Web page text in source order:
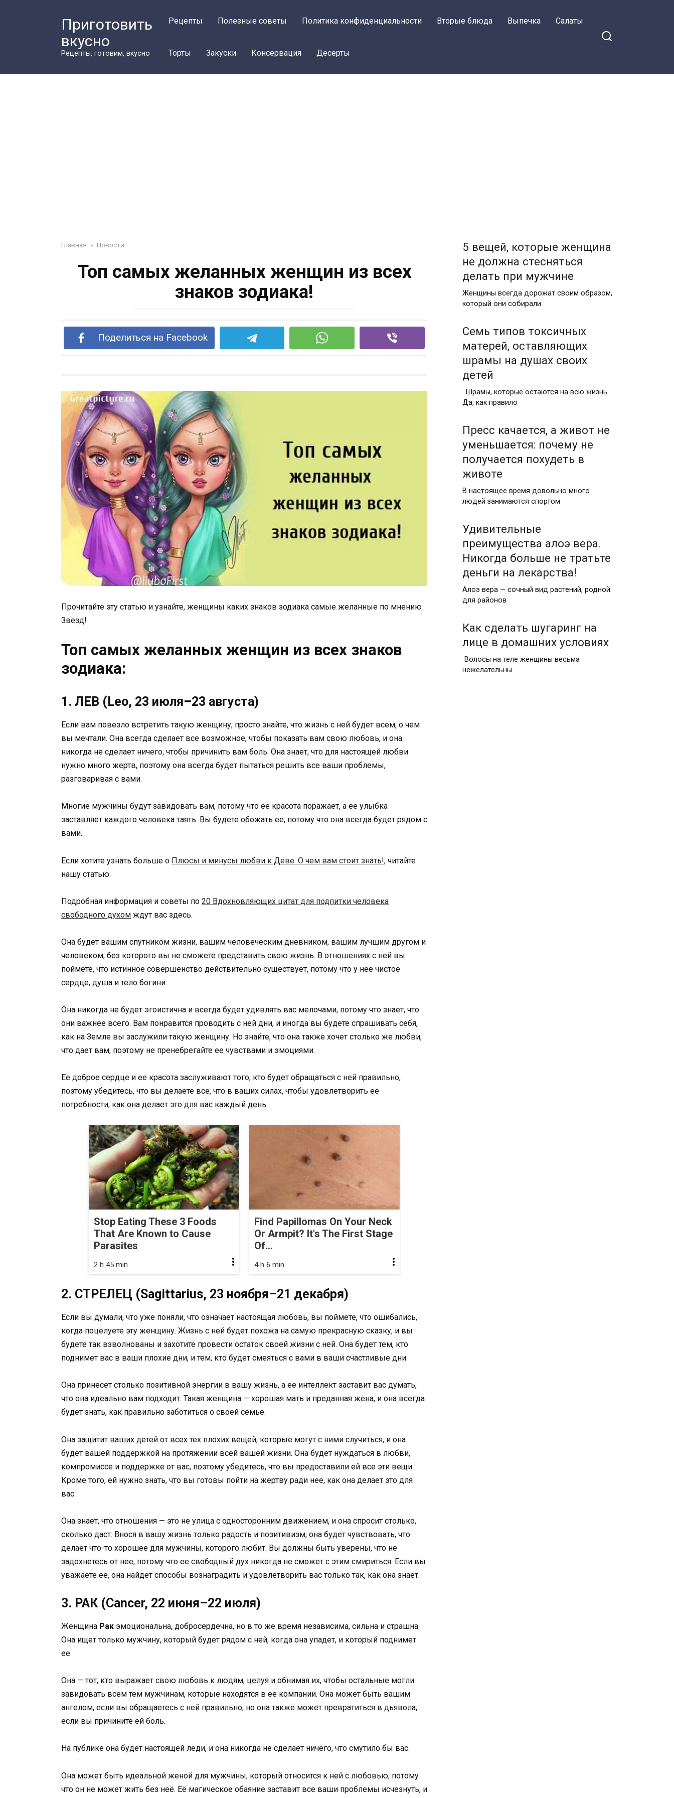
Приготовить
вкусно
Рецепты, готовим, вкусно
Рецепты Полезные советы Политика конфиденциальности Вторые блюда Выпечка Салаты
Торты Закуски Консервация Десерты
Главная » Новости
Топ самых желанных женщин из всех
знаков зодиака!
Поделиться на Facebook
Прочитайте эту статью и узнайте, женщины каких знаков зодиака самые желанные по мнению
Звёзд!
Топ самых желанных женщин из всех знаков
зодиака:
1. ЛЕВ (Leo, 23 июля–23 августа)
Если вам повезло встретить такую ​​женщину, просто знайте, что жизнь с ней будет всем, о чем
вы мечтали. Она всегда сделает все возможное, чтобы показать вам свою любовь, и она
никогда не сделает ничего, чтобы причинить вам боль. Она знает, что для настоящей любви
нужно много жертв, поэтому она всегда будет пытаться решить все ваши проблемы,
разговаривая с вами.
Многие мужчины будут завидовать вам, потому что ее красота поражает, а ее улыбка
заставляет каждого человека таять. Вы будете обожать ее, потому что она всегда будет рядом с
вами.
Если хотите узнать больше о Плюсы и минусы любви к Деве. О чем вам стоит знать!, читайте
нашу статью.
Подробная информация и советы по 20 Вдохновляющих цитат для подпитки человека
свободного духом ждут вас здесь.
Она будет вашим спутником жизни, вашим человеческим дневником, вашим лучшим другом и
человеком, без которого вы не сможете представить свою жизнь. В отношениях с ней вы
поймете, что истинное совершенство действительно существует, потому что у нее чистое
сердце, душа и тело богини.
Она никогда не будет эгоистична и всегда будет удивлять вас мелочами, потому что знает, что
они важнее всего. Вам понравится проводить с ней дни, и иногда вы будете спрашивать себя,
как на Земле вы заслужили такую ​​женщину. Но знайте, что она также хочет столько же любви,
что дает вам, поэтому не пренебрегайте ее чувствами и эмоциями.
Ее доброе сердце и ее красота заслуживают того, кто будет обращаться с ней правильно,
поэтому убедитесь, что вы делаете все, что в ваших силах, чтобы удовлетворить ее
потребности, как она делает это для вас каждый день.
Stop Eating These 3 Foods
That Are Known to Cause
Parasites
2 h 45 min
Find Papillomas On Your Neck
Or Armpit? It's The First Stage
Of...
4 h 6 min
2. СТРЕЛЕЦ (Sagittarius, 23 ноября–21 декабря)
Если вы думали, что уже поняли, что означает настоящая любовь, вы поймете, что ошибались,
когда поцелуете эту женщину. Жизнь с ней будет похожа на самую прекрасную сказку, и вы
будете так взволнованы и захотите провести остаток своей жизни с ней. Она будет тем, кто
поднимет вас в ваши плохие дни, и тем, кто будет смеяться с вами в ваши счастливые дни.
Она принесет столько позитивной энергии в вашу жизнь, а ее интеллект заставит вас думать,
что она идеально вам подходит. Такая женщина — хорошая мать и преданная жена, и она всегда
будет знать, как правильно заботиться о своей семье.
Она защитит ваших детей от всех тех плохих вещей, которые могут с ними случиться, и она
будет вашей поддержкой на протяжении всей вашей жизни. Она будет нуждаться в любви,
компромиссе и поддержке от вас, поэтому убедитесь, что вы предоставили ей все эти вещи.
Кроме того, ей нужно знать, что вы готовы пойти на жертву ради нее, как она делает это для
вас.
Она знает, что отношения — это не улица с односторонним движением, и она спросит столько,
сколько даст. Внося в вашу жизнь только радость и позитивизм, она будет чувствовать, что
делает что-то хорошее для мужчины, которого любит. Вы должны быть уверены, что не
задохнетесь от нее, потому что ее свободный дух никогда не сможет с этим смириться. Если вы
уважаете ее, она найдет способы вознаградить и удовлетворить вас только так, как она знает.
3. РАК (Cancer, 22 июня–22 июля)
Женщина Рак эмоциональна, добросердечна, но в то же время независима, сильна и страшна.
Она ищет только мужчину, который будет рядом с ней, когда она упадет, и который поднимет
ее.
Она — тот, кто выражает свою любовь к людям, целуя и обнимая их, чтобы остальные могли
завидовать всем тем мужчинам, которые находятся в ее компании. Она может быть вашим
ангелом, если вы обращаетесь с ней правильно, но она также может превратиться в дьявола,
если вы причините ей боль.
На публике она будет настоящей леди, и она никогда не сделает ничего, что смутило бы вас.
Она может быть идеальной женой для мужчины, который относится к ней с любовью, потому
что он не может жить без неё. Её магическое обаяние заставит все ваши проблемы исчезнуть, и
5 вещей, которые женщина
не должна стесняться
делать при мужчине
Женщины всегда дорожат своим образом,
который они собирали
Семь типов токсичных
матерей, оставляющих
шрамы на душах своих
детей
. Шрамы, которые остаются на всю жизнь.
Да, как правило
Пресс качается, а живот не
уменьшается: почему не
получается похудеть в
животе
В настоящее время довольно много
людей занимаются спортом
Удивительные
преимущества алоэ вера.
Никогда больше не тратьте
деньги на лекарства!
Алоэ вера — сочный вид растений, родной
для районов
Как сделать шугаринг на
лице в домашних условиях
Волосы на теле женщины весьма
нежелательны.